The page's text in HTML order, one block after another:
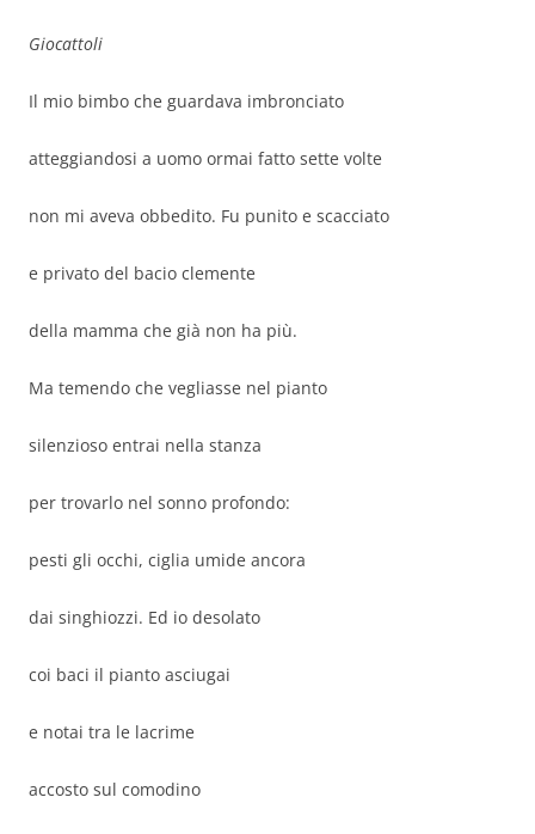
Giocattoli
Il mio bimbo che guardava imbronciato
atteggiandosi a uomo ormai fatto sette volte
non mi aveva obbedito. Fu punito e scacciato
e privato del bacio clemente
della mamma che già non ha più.
Ma temendo che vegliasse nel pianto
silenzioso entrai nella stanza
per trovarlo nel sonno profondo:
pesti gli occhi, ciglia umide ancora
dai singhiozzi. Ed io desolato
coi baci il pianto asciugai
e notai tra le lacrime
accosto sul comodino